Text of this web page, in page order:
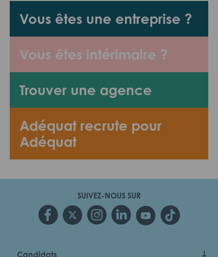
Vous êtes une entreprise ?
Vous êtes intérimaire ?
Trouver une agence
Adéquat recrute pour
Adéquat
SUIVEZ-NOUS SUR
Candidats